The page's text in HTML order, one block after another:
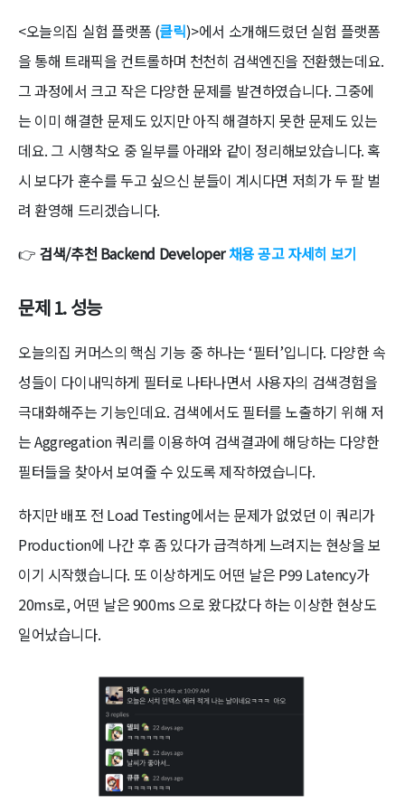
<오늘의집 실험 플랫폼 (클릭)>에서 소개해드렸던 실험 플랫폼
을 통해 트래픽을 컨트롤하며 천천히 검색엔진을 전환했는데요.
그 과정에서 크고 작은 다양한 문제를 발견하였습니다. 그중에
는 이미 해결한 문제도 있지만 아직 해결하지 못한 문제도 있는
데요. 그 시행착오 중 일부를 아래와 같이 정리해보았습니다. 혹
시 보다가 훈수를 두고 싶으신 분들이 계시다면 저희가 두 팔 벌
려 환영해 드리겠습니다.
👉 검색/추천 Backend Developer채용 공고 자세히 보기
문제 1. 성능
오늘의집 커머스의 핵심 기능 중 하나는 ‘필터’입니다. 다양한 속
성들이 다이내믹하게 필터로 나타나면서 사용자의 검색경험을
극대화해주는 기능인데요. 검색에서도 필터를 노출하기 위해 저
는 Aggregation 쿼리를 이용하여 검색결과에 해당하는 다양한
필터들을 찾아서 보여줄 수 있도록 제작하였습니다.
하지만 배포 전 Load Testing에서는 문제가 없었던 이 쿼리가
Production에 나간 후 좀 있다가 급격하게 느려지는 현상을 보
이기 시작했습니다. 또 이상하게도 어떤 날은 P99 Latency가
20ms로, 어떤 날은 900ms 으로 왔다갔다 하는 이상한 현상도
일어났습니다.